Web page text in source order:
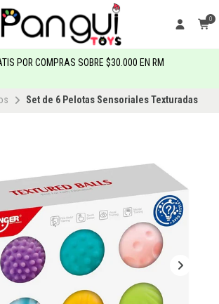
0
POR COMPRAS SOBRE $30.000 EN RM
Set de 6 Pelotas Sensoriales Texturadas